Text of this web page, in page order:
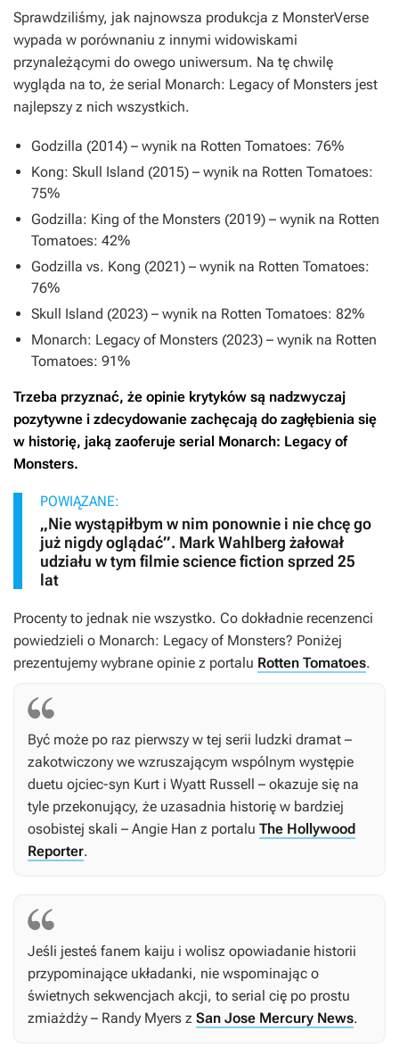
Sprawdziliśmy, jak najnowsza produkcja z MonsterVerse
wypada w porównaniu z innymi widowiskami
przynależącymi do owego uniwersum. Na tę chwilę
wygląda na to, że serial Monarch: Legacy of Monsters jest
najlepszy z nich wszystkich.
Godzilla (2014) – wynik na Rotten Tomatoes: 76%
Kong: Skull Island (2015) – wynik na Rotten Tomatoes:
75%
Godzilla: King of the Monsters (2019) – wynik na Rotten
Tomatoes: 42%
Godzilla vs. Kong (2021) – wynik na Rotten Tomatoes:
76%
Skull Island (2023) – wynik na Rotten Tomatoes: 82%
Monarch: Legacy of Monsters (2023) – wynik na Rotten
Tomatoes: 91%
Trzeba przyznać, że opinie krytyków są nadzwyczaj
pozytywne i zdecydowanie zachęcają do zagłębienia się
w historię, jaką zaoferuje serial Monarch: Legacy of
Monsters.
POWIĄZANE:
„Nie wystąpiłbym w nim ponownie i nie chcę go
już nigdy oglądać”. Mark Wahlberg żałował
udziału w tym filmie science fiction sprzed 25
lat
Procenty to jednak nie wszystko. Co dokładnie recenzenci
powiedzieli o Monarch: Legacy of Monsters? Poniżej
prezentujemy wybrane opinie z portalu Rotten Tomatoes.
Być może po raz pierwszy w tej serii ludzki dramat –
zakotwiczony we wzruszającym wspólnym występie
duetu ojciec-syn Kurt i Wyatt Russell – okazuje się na
tyle przekonujący, że uzasadnia historię w bardziej
osobistej skali – Angie Han z portalu The Hollywood
Reporter.
Jeśli jesteś fanem kaiju i wolisz opowiadanie historii
przypominające układanki, nie wspominając o
świetnych sekwencjach akcji, to serial cię po prostu
zmiażdży – Randy Myers z San Jose Mercury News.